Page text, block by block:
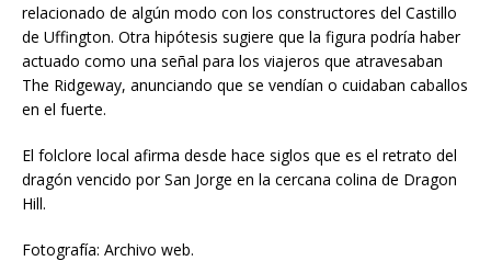
relacionado de algún modo con los constructores del Castillo
de Uffington. Otra hipótesis sugiere que la figura podría haber
actuado como una señal para los viajeros que atravesaban
The Ridgeway, anunciando que se vendían o cuidaban caballos
en el fuerte.
El folclore local afirma desde hace siglos que es el retrato del
dragón vencido por San Jorge en la cercana colina de Dragon
Hill.
Fotografía: Archivo web.